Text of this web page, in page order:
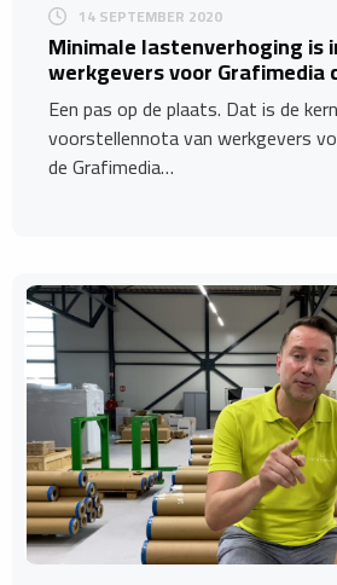
14 SEPTEMBER 2020
Minimale lastenverhoging is
werkgevers voor Grafimedia
Een pas op de plaats. Dat is de
voorstellennota van werkgevers
de Grafimedia…